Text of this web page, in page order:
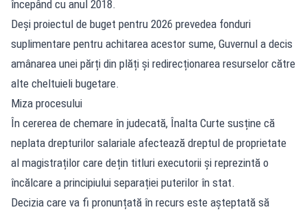
începând cu anul 2018.
Deși proiectul de buget pentru 2026 prevedea fonduri
suplimentare pentru achitarea acestor sume, Guvernul a decis
amânarea unei părți din plăți și redirecționarea resurselor către
alte cheltuieli bugetare.
Miza procesului
În cererea de chemare în judecată, Înalta Curte susține că
neplata drepturilor salariale afectează dreptul de proprietate
al magistraților care dețin titluri executorii și reprezintă o
încălcare a principiului separației puterilor în stat.
Decizia care va fi pronunțată în recurs este așteptată să